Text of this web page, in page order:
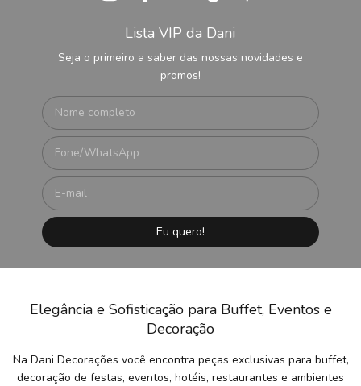
Lista VIP da Dani
Seja o primeiro a saber das nossas novidades e
promos!
Elegância e Sofisticação para Buffet, Eventos e
Decoração
Na Dani Decorações você encontra peças exclusivas para buffet,
decoração de festas, eventos, hotéis, restaurantes e ambientes